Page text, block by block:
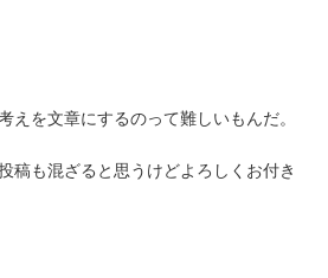
えを文章にするのって難しいもんだ。
稿も混ざると思うけどよろしくお付き